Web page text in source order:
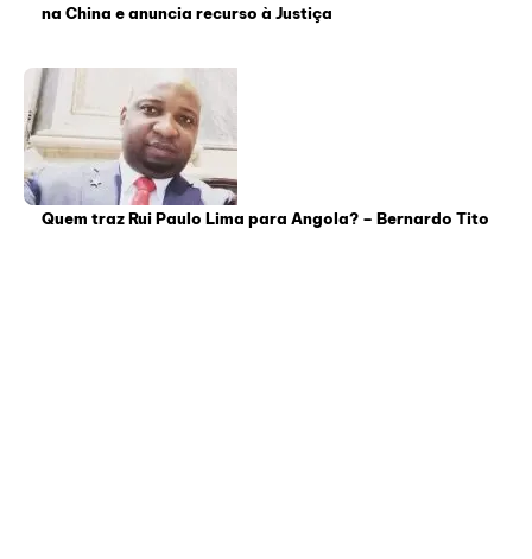
na China e anuncia recurso à Justiça
Quem traz Rui Paulo Lima para Angola? – Bernardo Tito